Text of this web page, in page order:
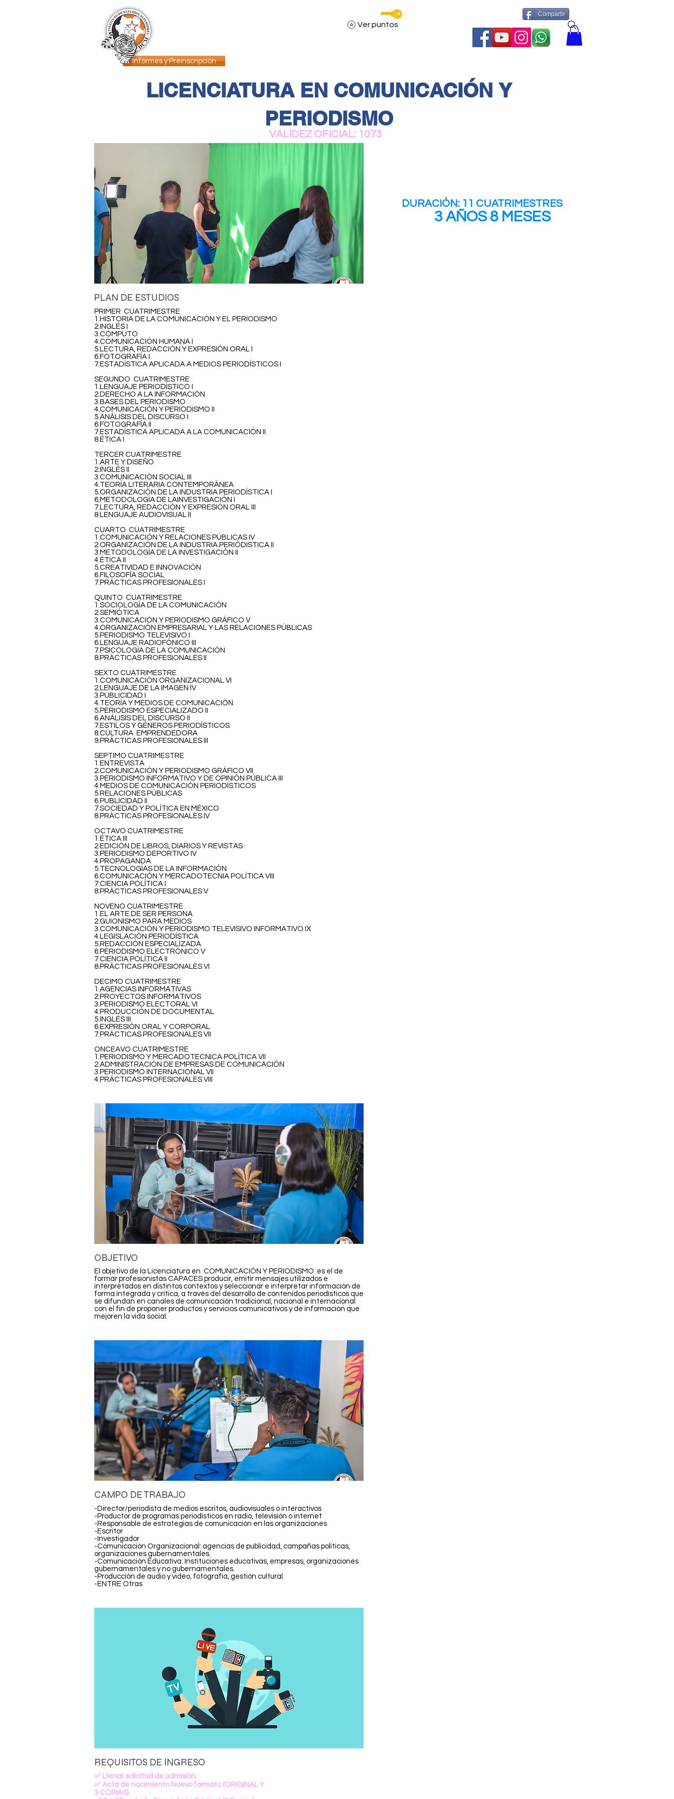
Compartir
Ver puntos
LICENCIATURA EN COMUNICACIÓN Y
PERIODISMO
VALIDEZ OFICIAL: 1073
Informes y Preinscripción
PLAN DE ESTUDIOS
PRIMER CUATRIMESTRE
1.HISTORIA DE LA COMUNICACIÓN Y EL PERIODISMO
2.INGLÉS I
3.CÓMPUTO
4.COMUNICACIÓN HUMANA I
5.LECTURA, REDACCIÓN Y EXPRESIÓN ORAL I
6.FOTOGRAFÍA I
7.ESTADÍSTICA APLICADA A MEDIOS PERIODÍSTICOS I
SEGUNDO CUATRIMESTRE
1.LENGUAJE PERIODÍSTICO I
2.DERECHO A LA INFORMACIÓN
3.BASES DEL PERIODISMO
4.COMUNICACIÓN Y PERIODISMO II
5.ANÁLISIS DEL DISCURSO I
6.FOTOGRAFÍA II
7.ESTADÍSTICA APLICADA A LA COMUNICACIÓN II
8.ÉTICA I
TERCER CUATRIMESTRE
1.ARTE Y DISEÑO
2.INGLÉS II
3.COMUNICACIÓN SOCIAL III
4.TEORÍA LITERARIA CONTEMPORÁNEA
5.ORGANIZACIÓN DE LA INDUSTRIA PERIODÍSTICA I
6.METODOLOGÍA DE LAINVESTIGACIÓN I
7.LECTURA, REDACCIÓN Y EXPRESIÓN ORAL III
8.LENGUAJE AUDIOVISUAL II
CUARTO CUATRIMESTRE
1.COMUNICACIÓN Y RELACIONES PÚBLICAS IV
2.ORGANIZACIÓN DE LA INDUSTRIA PERIÓDISTICA II
3.METODOLOGÍA DE LA INVESTIGACIÓN II
4.ÉTICA II
5.CREATIVIDAD E INNOVACIÓN
6.FILOSOFÍA SOCIAL
7.PRÁCTICAS PROFESIONALES I
QUINTO CUATRIMESTRE
1.SOCIOLOGÍA DE LA COMUNICACIÓN
2.SEMIÓTICA
3.COMUNICACIÓN Y PERIODISMO GRÁFICO V
4.ORGANIZACIÓN EMPRESARIAL Y LAS RELACIONES PÚBLICAS
5.PERIODISMO TELEVISIVO I
6.LENGUAJE RADIOFÓNICO III
7.PSICOLOGÍA DE LA COMUNICACIÓN
8.PRÁCTICAS PROFESIONALES II
SEXTO CUATRIMESTRE
1.COMUNICACIÓN ORGANIZACIONAL VI
2.LENGUAJE DE LA IMAGEN IV
3.PUBLICIDAD I
4.TEORÍA Y MEDIOS DE COMUNICACIÓN
5.PERIODISMO ESPECIALIZADO II
6.ANÁLISIS DEL DISCURSO II
7.ESTILOS Y GÉNEROS PERIODÍSTICOS
8.CULTURA EMPRENDEDORA
9.PRÁCTICAS PROFESIONALES III
SEPTIMO CUATRIMESTRE
1.ENTREVISTA
2.COMUNICACIÓN Y PERIODISMO GRÁFICO VII
3.PERIODISMO INFORMATIVO Y DE OPINIÓN PÚBLICA III
4.MEDIOS DE COMUNICACIÓN PERIODÍSTICOS
5.RELACIONES PÚBLICAS
6.PUBLICIDAD II
7.SOCIEDAD Y POLÍTICA EN MÉXICO
8.PRÁCTICAS PROFESIONALES IV
OCTAVO CUATRIMESTRE
1.ÉTICA III
2.EDICIÓN DE LIBROS, DIARIOS Y REVISTAS
3.PERIODISMO DEPORTIVO IV
4.PROPAGANDA
5.TECNOLOGÍAS DE LA INFORMACIÓN
6.COMUNICACIÓN Y MERCADOTECNIA POLÍTICA VIII
7.CIENCIA POLÍTICA I
8.PRÁCTICAS PROFESIONALES V
NOVENO CUATRIMESTRE
1.EL ARTE DE SER PERSONA
2.GUIONISMO PARA MEDIOS
3.COMUNICACIÓN Y PERIODISMO TELEVISIVO INFORMATIVO IX
4.LEGISLACIÓN PERIODÍSTICA
5.REDACCIÓN ESPECIALIZADA
6.PERIODISMO ELECTRÓNICO V
7.CIENCIA POLÍTICA II
8.PRÁCTICAS PROFESIONALES VI
DECIMO CUATRIMESTRE
1.AGENCIAS INFORMATIVAS
2.PROYECTOS INFORMATIVOS
3.PERIODISMO ELECTORAL VI
4.PRODUCCIÓN DE DOCUMENTAL
5.INGLÉS III
6.EXPRESIÓN ORAL Y CORPORAL
7.PRÁCTICAS PROFESIONALES VII
ONCEAVO CUATRIMESTRE
1.PERIODISMO Y MERCADOTECNICA POLÍTICA VII
2.ADMINISTRACIÓN DE EMPRESAS DE COMUNICACIÓN
3.PERIODISMO INTERNACIONAL VII
4.PRÁCTICAS PROFESIONALES VIII
OBJETIVO
El objetivo de la Licenciatura en COMUNICACIÓN Y PERIODISMO es el de
formar profesionistas CAPACES producir, emitir mensajes utilizados e
interpretados en distintos contextos y seleccionar e interpretar información de
forma integrada y crítica, a través del desarrollo de contenidos periodísticos que
se difundan en canales de comunicación tradicional, nacional e internacional
con el fin de proponer productos y servicios comunicativos y de información que
mejoren la vida social.
CAMPO DE TRABAJO
-Director/periodista de medios escritos, audiovisuales o interactivos
-Productor de programas periodísticos en radio, televisión o internet
-Responsable de estrategias de comunicación en las organizaciones
-Escritor
-Investigador
-Comunicación Organizacional: agencias de publicidad, campañas políticas,
organizaciones gubernamentales.
-Comunicación Educativa: Instituciones educativas, empresas, organizaciones
gubernamentales y no gubernamentales.
-Producción de audio y video, fotografía, gestión cultural.
-ENTRE Otras
REQUISITOS DE INGRESO
✅ Llenar solicitud de admisión.
✅ Acta de nacimiento Nuevo formato (ORIGINAL Y
3 COPIAS)
DURACIÓN: 11 CUATRIMESTRES
3 AÑOS 8 MESES